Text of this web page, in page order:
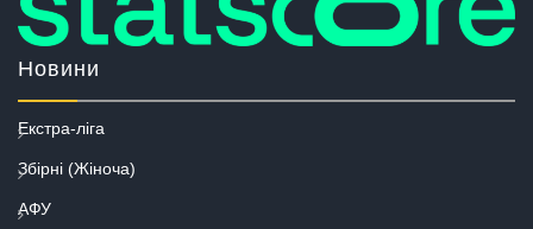
Новини
Екстра-ліга
Збірні (Жіноча)
АФУ